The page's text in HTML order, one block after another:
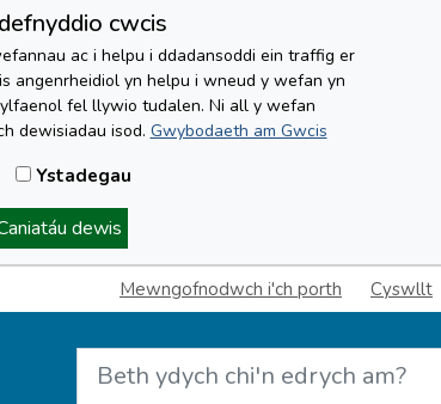
cwcis
ac i helpu i ddadansoddi ein traffig er
angenrheidiol yn helpu i wneud y wefan yn
fel llywio tudalen. Ni all y wefan
dewisiadau isod. Gwybodaeth am Gwcis
Ystadegau
dewis
Mewngofnodwch i'ch porth Cyswllt